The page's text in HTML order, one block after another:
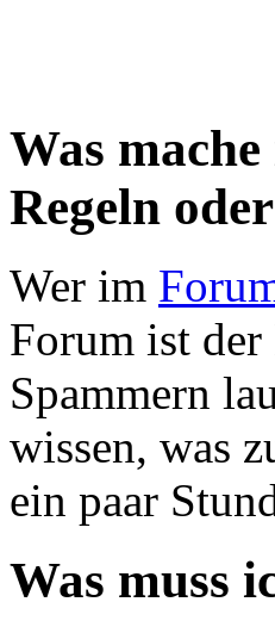
Was
Regeln
Wer im
Forum ist
Spammern
wissen, was
ein paar
Was muss